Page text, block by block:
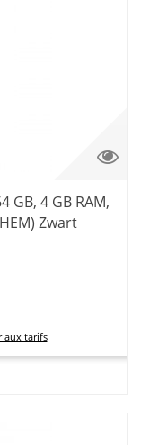
GB, 4 GB RAM,
Zwart
aux tarifs